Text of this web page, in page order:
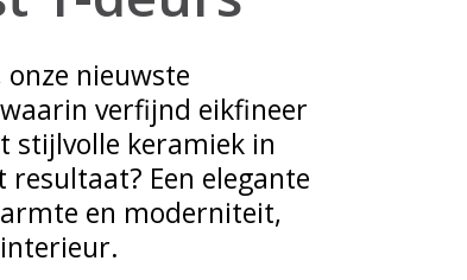
nieuwste
verfijnd eikfineer
stijlvolle keramiek in
Een elegante
en moderniteit,